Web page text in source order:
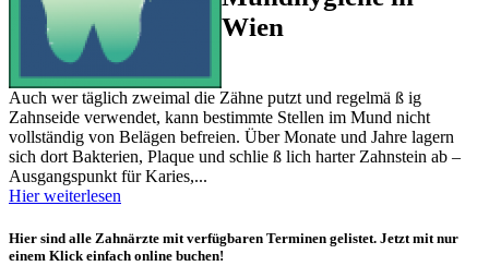
Wien
Auch wer täglich zweimal die Zähne putzt und regelmä ß ig
Zahnseide verwendet, kann bestimmte Stellen im Mund nicht
vollständig von Belägen befreien. Über Monate und Jahre lagern
sich dort Bakterien, Plaque und schlie ß lich harter Zahnstein ab –
Ausgangspunkt für Karies,...
Hier weiterlesen
Hier sind alle Zahnärzte mit verfügbaren Terminen gelistet. Jetzt mit nur
einem Klick einfach online buchen!